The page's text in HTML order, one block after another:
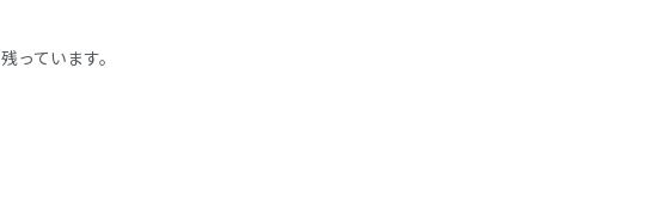
っています。